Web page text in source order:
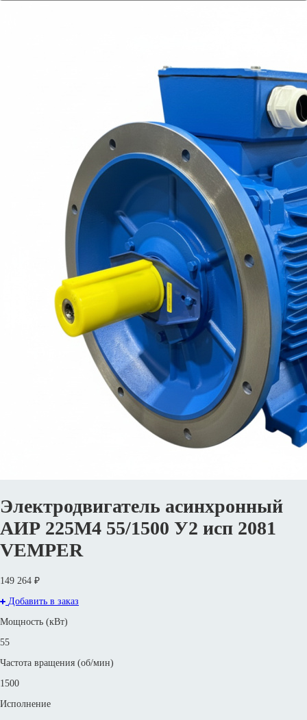
Электродвигатель асинхронный
АИР 225M4 55/1500 У2 исп 2081
VEMPER
149 264 ₽
Добавить в заказ
Мощность (кВт)
55
Частота вращения (об/мин)
1500
Исполнение